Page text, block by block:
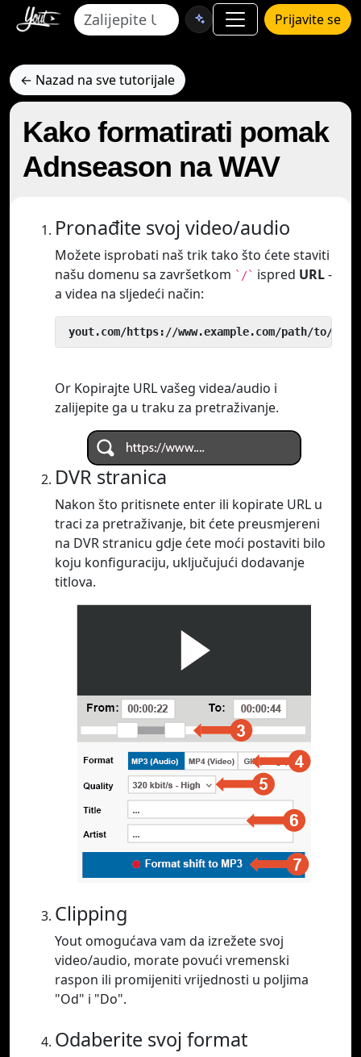
Prijavite se
← Nazad na sve tutorijale
Kako formatirati pomak
Adnseason na WAV
Pronađite svoj video/audio
Možete isprobati naš trik tako što ćete staviti
našu domenu sa završetkom `/` ispred URL-
a videa na sljedeći način:
yout.com/https://www.example.com/path/to/
Or Kopirajte URL vašeg videa/audio i
zalijepite ga u traku za pretraživanje.
DVR stranica
Nakon što pritisnete enter ili kopirate URL u
traci za pretraživanje, bit ćete preusmjereni
na DVR stranicu gdje ćete moći postaviti bilo
koju konfiguraciju, uključujući dodavanje
titlova.
Clipping
Yout omogućava vam da izrežete svoj
video/audio, morate povući vremenski
raspon ili promijeniti vrijednosti u poljima
"Od" i "Do".
Odaberite svoj format